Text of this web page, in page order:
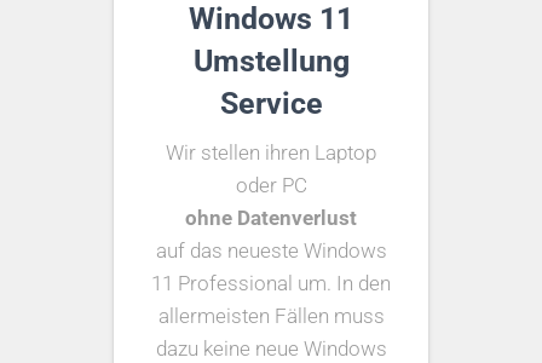
Windows 11
Umstellung
Service
Wir stellen ihren Laptop
oder PC
ohne Datenverlust
auf das neueste Windows
11 Professional um. In den
allermeisten Fällen muss
dazu keine neue Windows